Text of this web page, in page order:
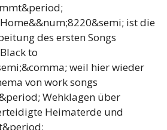
ist die
des ersten Songs
to
weil hier wieder
von work songs
Wehklagen über
Heimaterde und